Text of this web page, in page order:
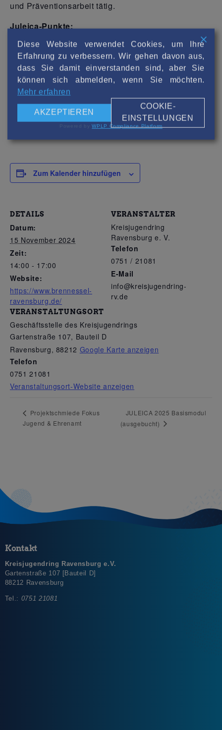
und Präventionsarbeit tätig.
Juleica-Punkte:
Anmeldung bis:
11.11.2024
Teilnehmer: 11 / 30
Anmeldungen sind für diese Veranstaltung geschlossen
Zum Kalender hinzufügen
DETAILS
Datum:
15 November 2024
Zeit:
14:00 - 17:00
Website:
https://www.brennessel-
ravensburg.de/
VERANSTALTUNGSORT
Geschäftsstelle des Kreisjugendrings
Gartenstraße 107, Bauteil D
Ravensburg, 88212 Google Karte anzeigen
Telefon
0751 21081
Veranstaltungsort-Website anzeigen
VERANSTALTER
Kreisjugendring
Ravensburg e. V.
Telefon
0751 / 21081
E-Mail
info@kreisjugendring-
rv.de
Projektschmiede Fokus
Jugend & Ehrenamt
JULEICA 2025 Basismodul
(ausgebucht)
Kontakt
Kreisjugendring Ravensburg e.V.
Gartenstraße 107 [Bauteil D]
88212 Ravensburg
Tel.: 0751 21081
Diese Website verwendet Cookies, um Ihre
Erfahrung zu verbessern. Wir gehen davon aus,
dass Sie damit einverstanden sind, aber Sie
können sich abmelden, wenn Sie möchten.
Mehr erfahren
AKZEPTIEREN
COOKIE-
EINSTELLUNGEN
Powered byWPLP Compliance Platform